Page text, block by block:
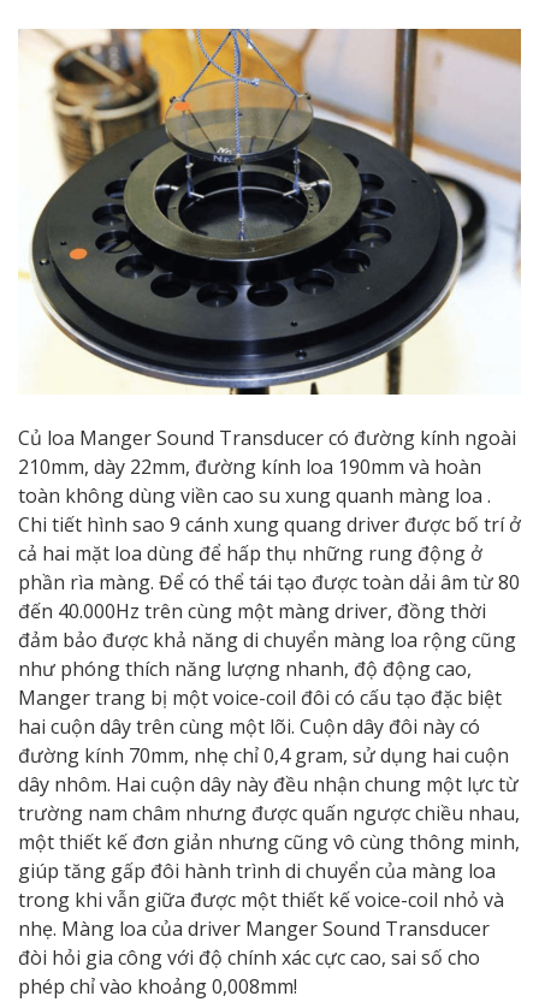
Củ loa Manger Sound Transducer có đường kính ngoài
210mm, dày 22mm, đường kính loa 190mm và hoàn
toàn không dùng viền cao su xung quanh màng loa .
Chi tiết hình sao 9 cánh xung quang driver được bố trí ở
cả hai mặt loa dùng để hấp thụ những rung động ở
phần rìa màng. Để có thể tái tạo được toàn dải âm từ 80
đến 40.000Hz trên cùng một màng driver, đồng thời
đảm bảo được khả năng di chuyển màng loa rộng cũng
như phóng thích năng lượng nhanh, độ động cao,
Manger trang bị một voice-coil đôi có cấu tạo đặc biệt
hai cuộn dây trên cùng một lõi. Cuộn dây đôi này có
đường kính 70mm, nhẹ chỉ 0,4 gram, sử dụng hai cuộn
dây nhôm. Hai cuộn dây này đều nhận chung một lực từ
trường nam châm nhưng được quấn ngược chiều nhau,
một thiết kế đơn giản nhưng cũng vô cùng thông minh,
giúp tăng gấp đôi hành trình di chuyển của màng loa
trong khi vẫn giữa được một thiết kế voice-coil nhỏ và
nhẹ. Màng loa của driver Manger Sound Transducer
đòi hỏi gia công với độ chính xác cực cao, sai số cho
phép chỉ vào khoảng 0,008mm!